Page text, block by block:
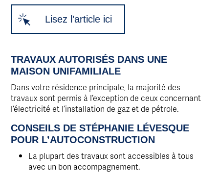
Lisez l’article ici
TRAVAUX AUTORISÉS DANS UNE
MAISON UNIFAMILIALE
Dans votre résidence principale, la majorité des
travaux sont permis à l’exception de ceux concernant
l’électricité et l’installation de gaz et de pétrole.
CONSEILS DE STÉPHANIE LÉVESQUE
POUR L’AUTOCONSTRUCTION
La plupart des travaux sont accessibles à tous
avec un bon accompagnement.